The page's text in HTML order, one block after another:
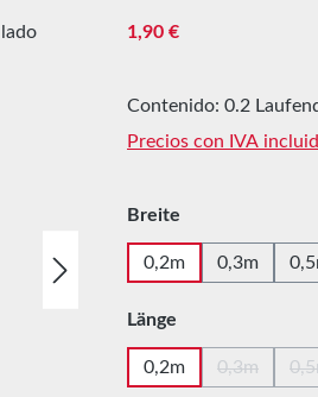
Precio normal:
1,90 €
Contenido: 0.2
Precios con IVA
Seleccione
Breite
0,2m 0,3m
Seleccione
Länge
0,2m 0,3m
(Esta